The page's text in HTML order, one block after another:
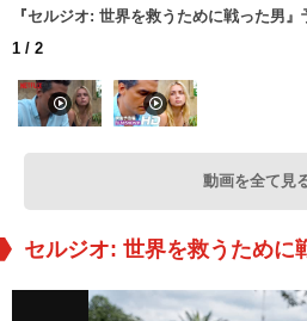
『セルジオ: 世界を救うために戦った男
1 / 2
動画を全て見
セルジオ: 世界を救うために